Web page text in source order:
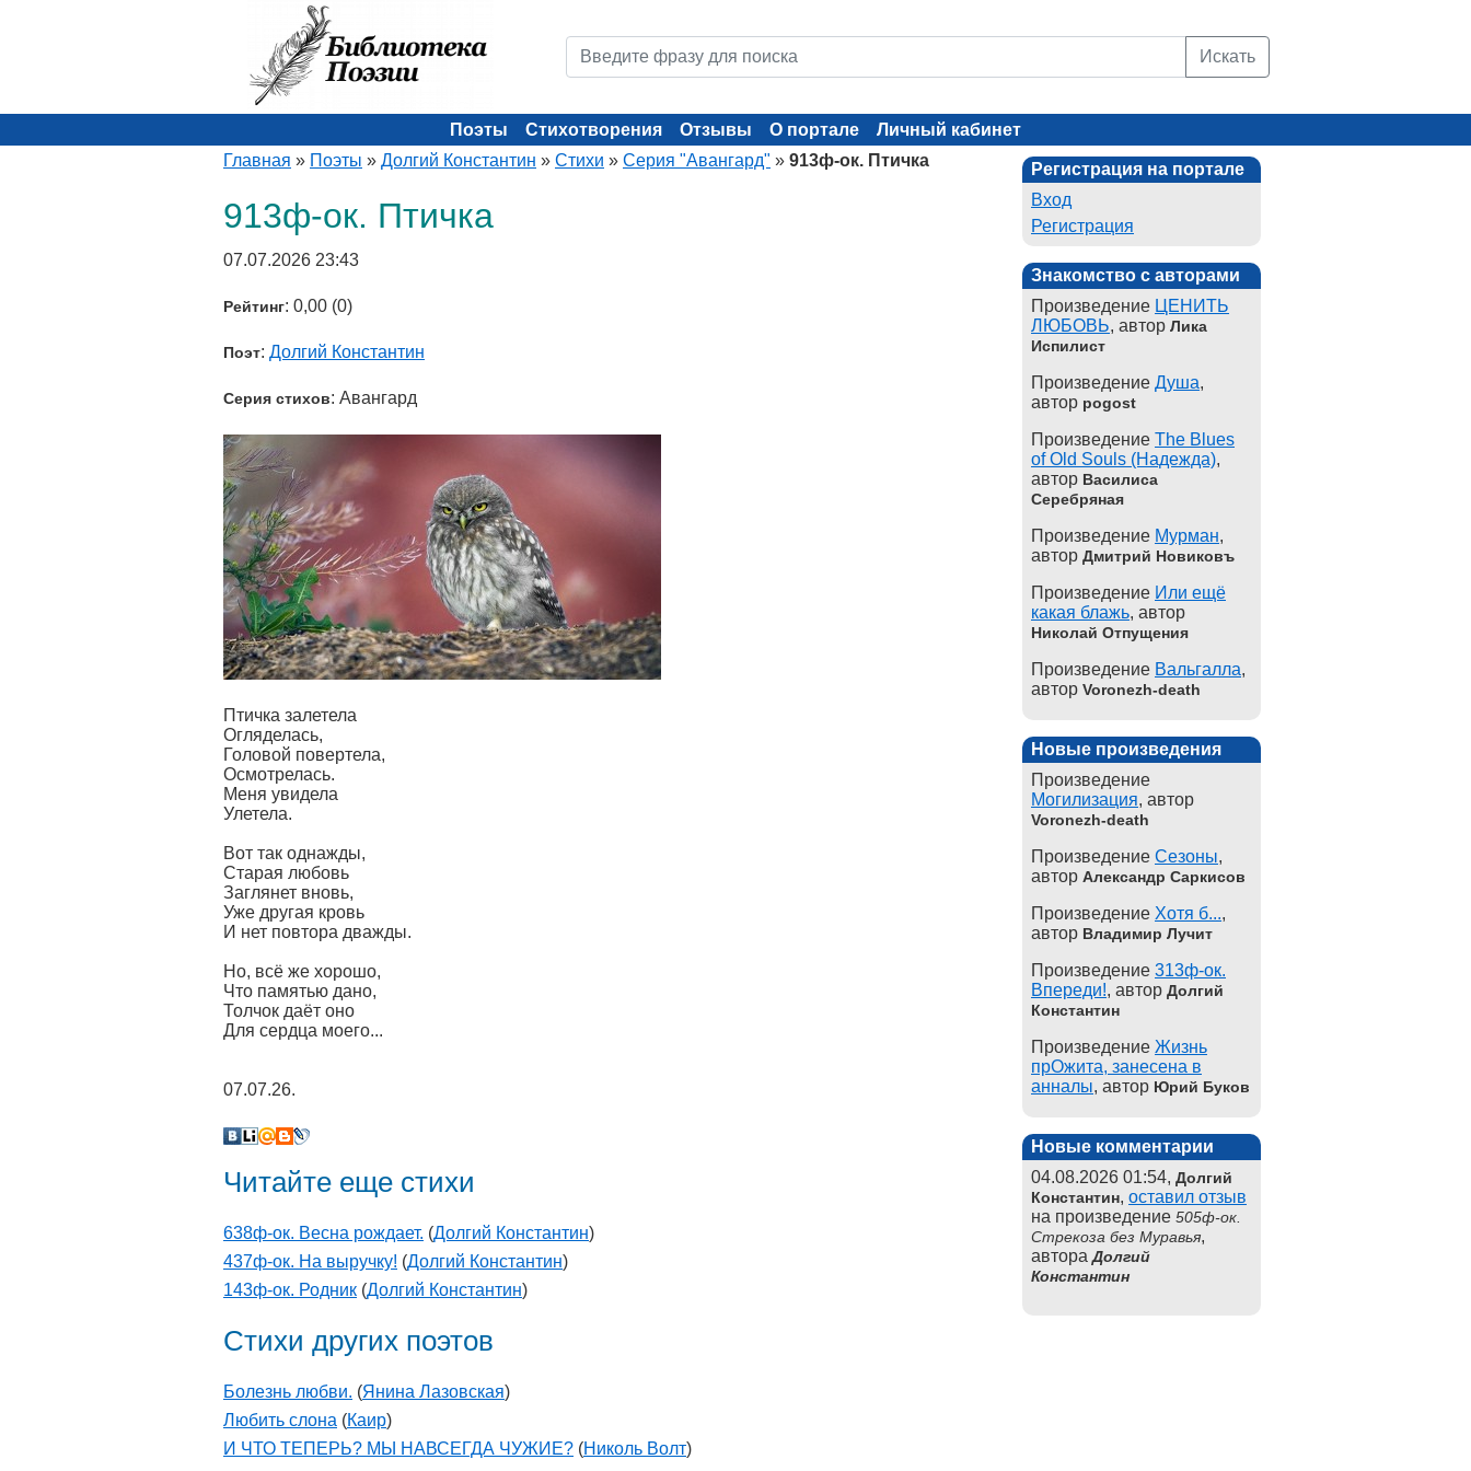
Искать
Поэты Стихотворения Отзывы О портале
Личный кабинет
Главная » Поэты » Долгий Константин » Стихи » Серия "Авангард" » 913ф-ок. Птичка
913ф-ок. Птичка
07.07.2026 23:43
Рейтинг: 0,00 (0)
Поэт: Долгий Константин
Серия стихов: Авангард
Птичка залетела
Огляделась,
Головой повертела,
Осмотрелась.
Меня увидела
Улетела.
Вот так однажды,
Старая любовь
Заглянет вновь,
Уже другая кровь
И нет повтора дважды.
Но, всё же хорошо,
Что памятью дано,
Толчок даёт оно
Для сердца моего...
07.07.26.
Читайте еще стихи
638ф-ок. Весна рождает. (Долгий Константин)
437ф-ок. На выручку! (Долгий Константин)
143ф-ок. Родник (Долгий Константин)
Стихи других поэтов
Болезнь любви. (Янина Лазовская)
Любить слона (Каир)
И ЧТО ТЕПЕРЬ? МЫ НАВСЕГДА ЧУЖИЕ? (Николь Волт)
Регистрация на портале
Вход
Регистрация
Знакомство с авторами
Произведение ЦЕНИТЬ
ЛЮБОВЬ, автор Лика
Испилист
Произведение Душа,
автор pogost
Произведение The Blues
of Old Souls (Надежда),
автор Василиса
Серебряная
Произведение Мурман,
автор Дмитрий Новиковъ
Произведение Или ещё
какая блажь, автор
Николай Отпущения
Произведение Вальгалла,
автор Voronezh-death
Новые произведения
Произведение
Могилизация, автор
Voronezh-death
Произведение Сезоны,
автор Александр Саркисов
Произведение Хотя б...,
автор Владимир Лучит
Произведение 313ф-ок.
Впереди!, автор Долгий
Константин
Произведение Жизнь
прОжита, занесена в
анналы, автор Юрий Буков
Новые комментарии
04.08.2026 01:54, Долгий
Константин, оставил отзыв
на произведение 505ф-ок.
Стрекоза без Муравья,
автораДолгий
Константин